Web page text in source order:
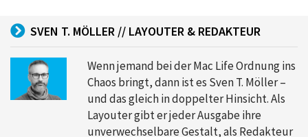
SVEN T. MÖLLER // LAYOUTER & REDAKTEUR
Wenn jemand bei der Mac Life Ordnung ins
Chaos bringt, dann ist es Sven T. Möller –
und das gleich in doppelter Hinsicht. Als
Layouter gibt er jeder Ausgabe ihre
unverwechselbare Gestalt, als Redakteur